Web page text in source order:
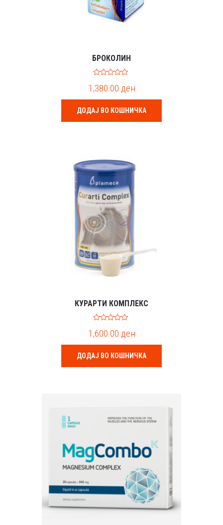
БРОКОЛИН
o
u
t
o
f
5
1,380.00 ден
ДОДАЈ ВО КОШНИЧКА
КУРАРТИ КОМПЛЕКС
o
u
t
o
f
5
1,600.00 ден
ДОДАЈ ВО КОШНИЧКА